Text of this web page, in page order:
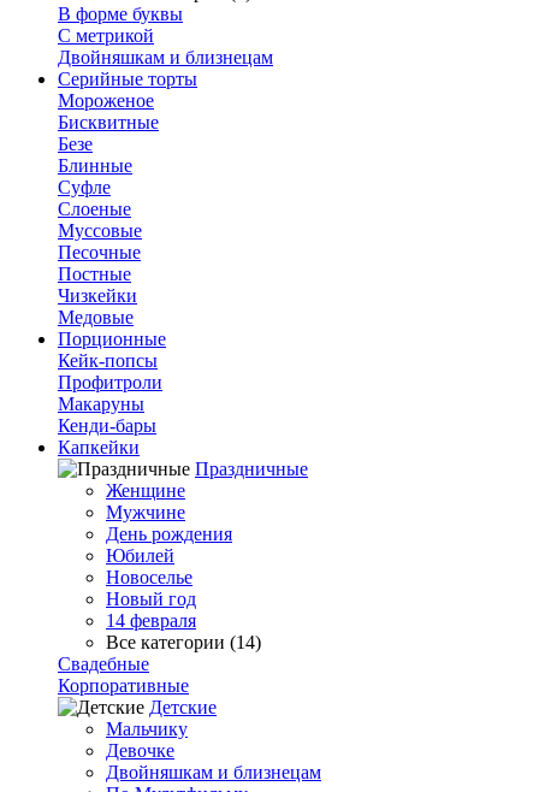
В форме буквы
С метрикой
Двойняшкам и близнецам
Серийные торты
Мороженое
Бисквитные
Безе
Блинные
Суфле
Слоеные
Муссовые
Песочные
Постные
Чизкейки
Медовые
Порционные
Кейк-попсы
Профитроли
Макаруны
Кенди-бары
Капкейки
Праздничные
Женщине
Мужчине
День рождения
Юбилей
Новоселье
Новый год
14 февраля
Все категории (14)
Свадебные
Корпоративные
Детские
Мальчику
Девочке
Двойняшкам и близнецам